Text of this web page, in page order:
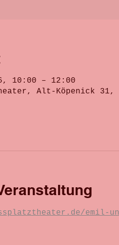
10:00 – 12:00
Alt-Köpenick 31,
emil-